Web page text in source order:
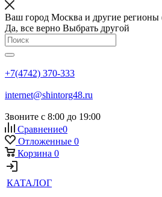
Ваш город Москва и другие регионы
Да, все верно Выбрать другой
+7(4742) 370-333
internet@shintorg48.ru
Звоните с 8:00 до 19:00
Сравнение0
Отложенные 0
Корзина 0
КАТАЛОГ